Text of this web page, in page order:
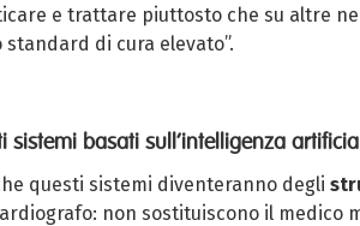
e trattare piuttosto che su altre
di cura elevato”.
sistemi basati sull’intelligenza
questi sistemi diventeranno degli
non sostituiscono il medico